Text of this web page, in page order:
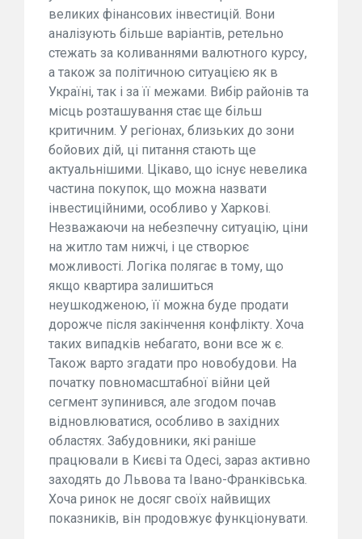
великих фінансових інвестицій. Вони
аналізують більше варіантів, ретельно
стежать за коливаннями валютного курсу,
а також за політичною ситуацією як в
Україні, так і за її межами. Вибір районів та
місць розташування стає ще більш
критичним. У регіонах, близьких до зони
бойових дій, ці питання стають ще
актуальнішими. Цікаво, що існує невелика
частина покупок, що можна назвати
інвестиційними, особливо у Харкові.
Незважаючи на небезпечну ситуацію, ціни
на житло там нижчі, і це створює
можливості. Логіка полягає в тому, що
якщо квартира залишиться
неушкодженою, її можна буде продати
дорожче після закінчення конфлікту. Хоча
таких випадків небагато, вони все ж є.
Також варто згадати про новобудови. На
початку повномасштабної війни цей
сегмент зупинився, але згодом почав
відновлюватися, особливо в західних
областях. Забудовники, які раніше
працювали в Києві та Одесі, зараз активно
заходять до Львова та Івано-Франківська.
Хоча ринок не досяг своїх найвищих
показників, він продовжує функціонувати.